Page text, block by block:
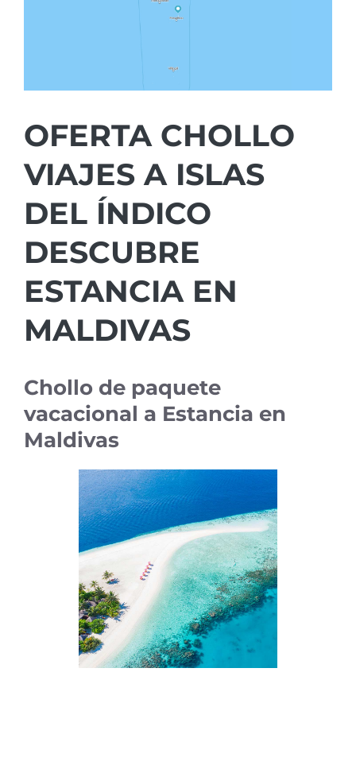
OFERTA CHOLLO
VIAJES A ISLAS
DEL ÍNDICO
DESCUBRE
ESTANCIA EN
MALDIVAS
Chollo de paquete
vacacional a Estancia en
Maldivas